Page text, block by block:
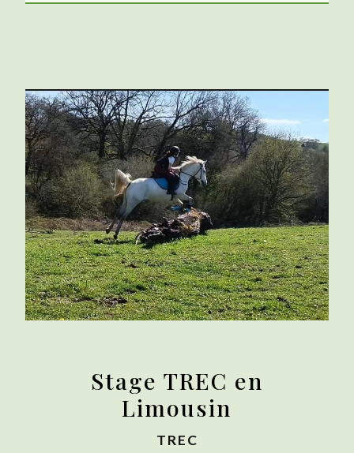
Stage TREC en
Limousin
TREC